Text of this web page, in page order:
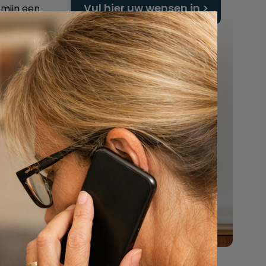
een
voor
is
Vul hier uw wensen in
Of bel ons:
088 - 848 82 27
24/7 bereikbaar